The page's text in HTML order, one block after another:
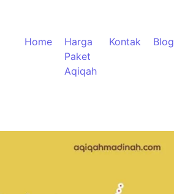
Home
Harga
Paket
Aqiqah
Kontak Blog